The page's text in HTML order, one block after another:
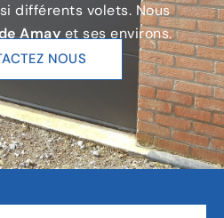
différents volets. Nous
Amay et ses environs.
NOUS